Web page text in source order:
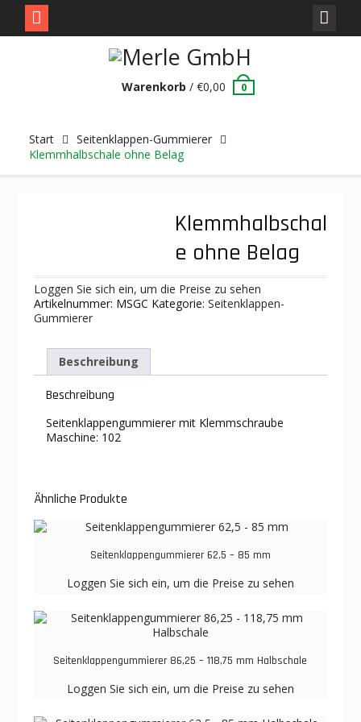
Warenkorb / €0,00 0
Start
Seitenklappen-Gummierer
Klemmhalbschale ohne Belag
Klemmhalbschal
e ohne Belag
Loggen Sie sich ein, um die Preise zu sehen
Artikelnummer: MSGC Kategorie: Seitenklappen-
Gummierer
Beschreibung
Beschreibung
Seitenklappengummierer mit Klemmschraube
Maschine: 102
Ähnliche Produkte
Seitenklappengummierer 62,5 – 85 mm
Loggen Sie sich ein, um die Preise zu sehen
Seitenklappengummierer 86,25 – 118,75 mm Halbschale
Loggen Sie sich ein, um die Preise zu sehen